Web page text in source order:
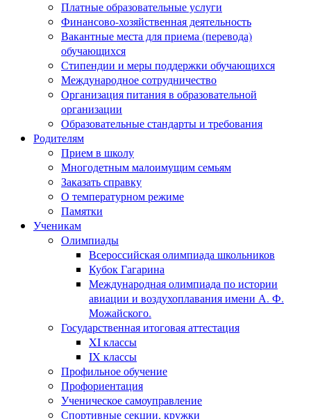
Платные образовательные услуги
Финансово-хозяйственная деятельность
Вакантные места для приема (перевода)
обучающихся
Стипендии и меры поддержки обучающихся
Международное сотрудничество
Организация питания в образовательной
организации
Образовательные стандарты и требования
Родителям
Прием в школу
Многодетным малоимущим семьям
Заказать справку
О температурном режиме
Памятки
Ученикам
Олимпиады
Всероссийская олимпиада школьников
Кубок Гагарина
Международная олимпиада по истории
авиации и воздухоплавания имени А. Ф.
Можайского.
Государственная итоговая аттестация
XI классы
IX классы
Профильное обучение
Профориентация
Ученическое самоуправление
Спортивные секции, кружки